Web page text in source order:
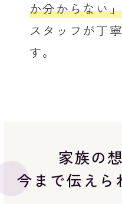
か分からない
スタッフが丁
す。
家族の
今まで伝えら